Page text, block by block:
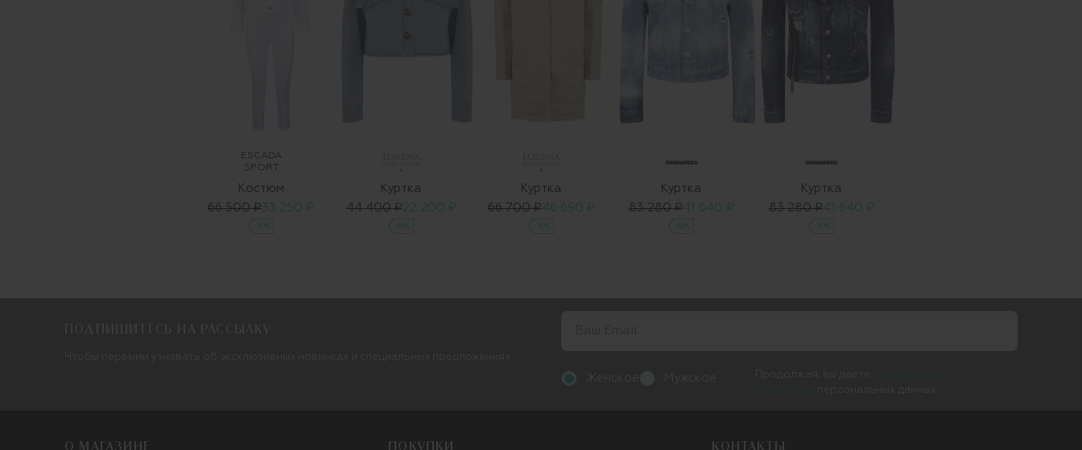
ESCADA
SPORT
Костюм
66 500 ₽33 250 ₽
-50%
Куртка
44 400 ₽22 200 ₽
-50%
Куртка
66 700 ₽46 690 ₽
-30%
Куртка
83 280 ₽41 640 ₽
-50%
Куртка
83 280 ₽41 640 ₽
-50%
О МАГАЗИНЕ ПОКУПКИ КОНТАКТЫ